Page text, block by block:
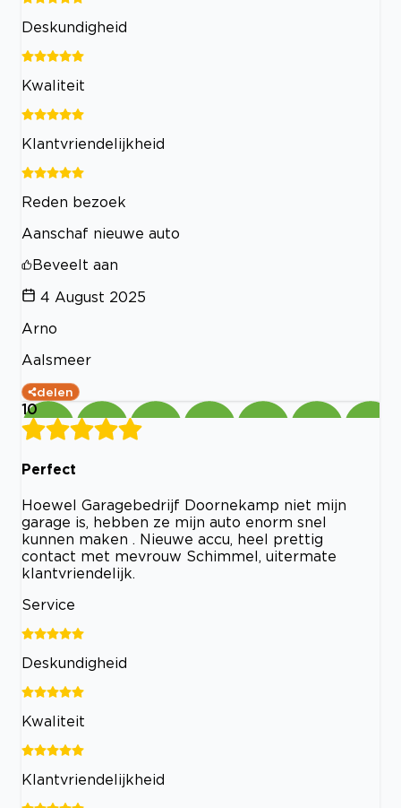
Deskundigheid
Kwaliteit
Klantvriendelijkheid
Reden bezoek
Aanschaf nieuwe auto
Beveelt aan
4 August 2025
Arno
Aalsmeer
delen
10
Perfect
Hoewel Garagebedrijf Doornekamp niet mijn
garage is, hebben ze mijn auto enorm snel
kunnen maken . Nieuwe accu, heel prettig
contact met mevrouw Schimmel, uitermate
klantvriendelijk.
Service
Deskundigheid
Kwaliteit
Klantvriendelijkheid